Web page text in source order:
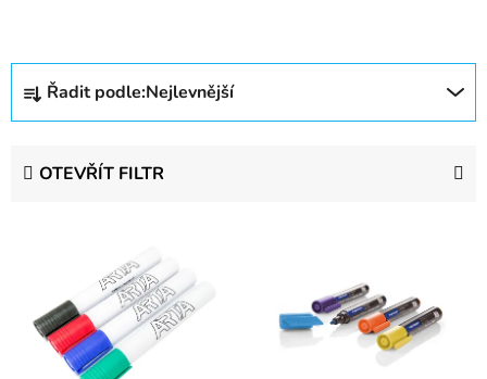
Ř
z
n
Řadit podle:Nejlevnější
OTEVŘÍT FILTR